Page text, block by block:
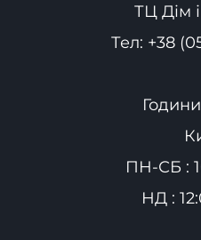
ТЦ Дім
Тел: +38
ПН-СБ :
НД :